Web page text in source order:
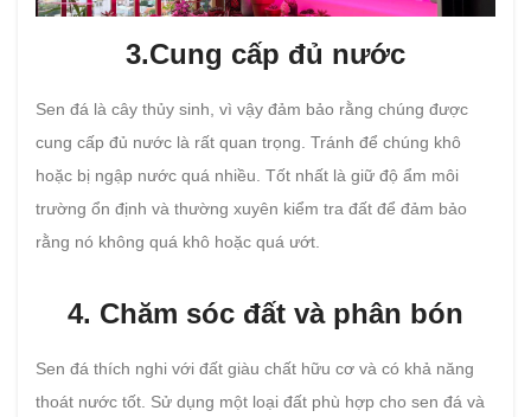
3.Cung cấp đủ nước
Sen đá là cây thủy sinh, vì vậy đảm bảo rằng chúng được
cung cấp đủ nước là rất quan trọng. Tránh để chúng khô
hoặc bị ngập nước quá nhiều. Tốt nhất là giữ độ ẩm môi
trường ổn định và thường xuyên kiểm tra đất để đảm bảo
rằng nó không quá khô hoặc quá ướt.
4. Chăm sóc đất và phân bón
Sen đá thích nghi với đất giàu chất hữu cơ và có khả năng
thoát nước tốt. Sử dụng một loại đất phù hợp cho sen đá và